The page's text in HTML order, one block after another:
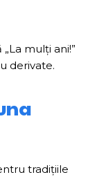
mulți ani!”
derivate.
tradițiile